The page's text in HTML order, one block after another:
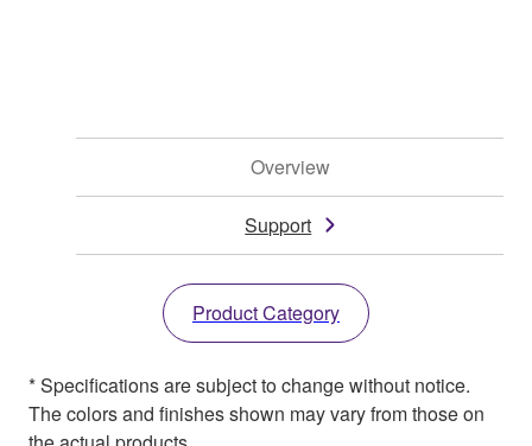
Overview
Support
Product Category
* Specifications are subject to change without notice.
The colors and finishes shown may vary from those on